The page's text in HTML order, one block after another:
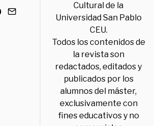
Cultural de la
Universidad San Pablo
CEU.
Todos los contenidos de
la revista son
redactados, editados y
publicados por los
alumnos del máster,
exclusivamente con
fines educativos y no